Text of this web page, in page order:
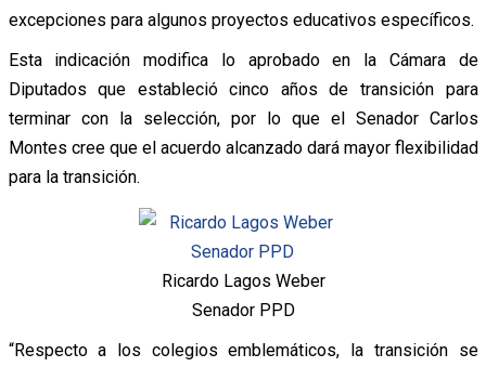
excepciones para algunos proyectos educativos específicos.
Esta indicación modifica lo aprobado en la Cámara de
Diputados que estableció cinco años de transición para
terminar con la selección, por lo que el Senador Carlos
Montes cree que el acuerdo alcanzado dará mayor flexibilidad
para la transición.
Ricardo Lagos Weber
Senador PPD
“Respecto a los colegios emblemáticos, la transición se